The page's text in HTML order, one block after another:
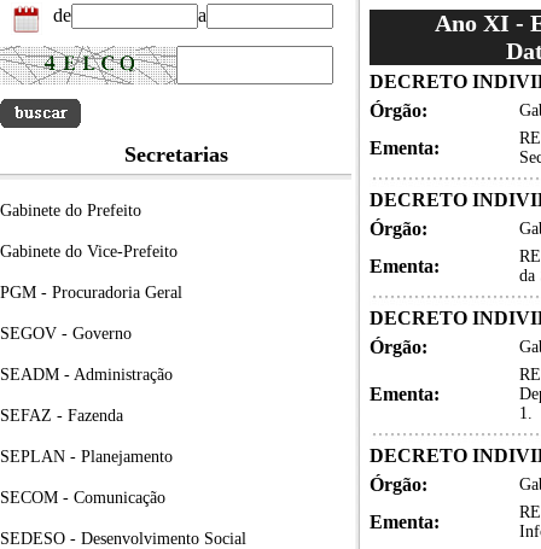
de a
Secretarias
Gabinete do Prefeito
Gabinete do Vice-Prefeito
PGM - Procuradoria Geral
SEGOV - Governo
SEADM - Administração
SEFAZ - Fazenda
SEPLAN - Planejamento
SECOM - Comunicação
SEDESO - Desenvolvimento Social
Ano XI -
DECRETO
Órgão:
Ementa:
DECRETO
Órgão:
Ementa:
da
DECRETO
Órgão:
Ementa:
1.
DECRETO
Órgão:
Ementa: